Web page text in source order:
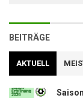
BEITRÄGE
AKTUELL